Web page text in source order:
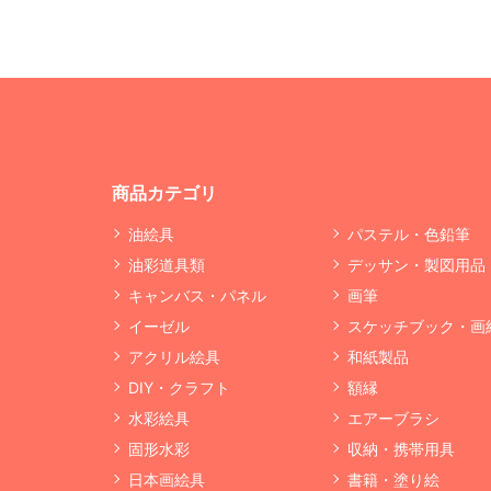
商品カテゴリ
油絵具
油彩道具類
キャンバス・パネル
イーゼル
アクリル絵具
DIY・クラフト
水彩絵具
固形水彩
日本画絵具
パステル・色鉛筆
デッサン・製図用品
画筆
スケッチブック・画
和紙製品
額縁
エアーブラシ
収納・携帯用具
書籍・塗り絵